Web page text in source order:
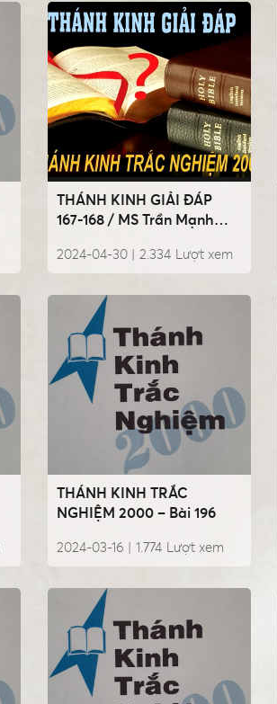
THÁNH KINH GIẢI ĐÁP
167-168 / MS Trần Mạnh
2024-04-30 | Lượt xem
2.334
THÁNH KINH TRẮC
NGHIỆM 2000 – Bài 196
2024-03-16 | Lượt xem
1.774